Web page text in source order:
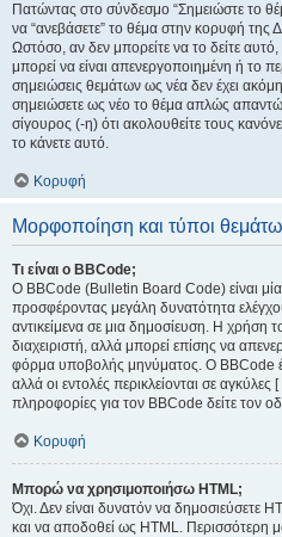
Πατώντας στο σύνδεσμο “Σημειώστε το
να “ανεβάσετε” το θέμα στην κορυφή της
Ωστόσο, αν δεν μπορείτε να το δείτε
μπορεί να είναι απενεργοποιημένη ή το
σημειώσεις θεμάτων ως νέα δεν έχει
σημειώσετε ως νέο το θέμα απλώς
σίγουρος (-η) ότι ακολουθείτε τους
το κάνετε αυτό.
Κορυφή
Μορφοποίηση και τύποι
Τι είναι ο BBCode;
Ο BBCode (Bulletin Board Code) είναι
προσφέροντας μεγάλη δυνατότητα
αντικείμενα σε μια δημοσίευση. Η χρήση
διαχειριστή, αλλά μπορεί επίσης να
φόρμα υποβολής μηνύματος. Ο BBCode
αλλά οι εντολές περικλείονται σε αγκύλες
πληροφορίες για τον BBCode δείτε τον
Κορυφή
Μπορώ να χρησιμοποιήσω HTML;
Όχι. Δεν είναι δυνατόν να δημοσιεύσετε
και να αποδοθεί ως HTML. Περισσότερη